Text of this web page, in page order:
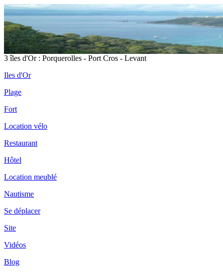
3 îles d'Or : Porquerolles - Port Cros - Levant
Iles d'Or
Plage
Fort
Location vélo
Restaurant
Hôtel
Location meublé
Nautisme
Se déplacer
Site
Vidéos
Blog